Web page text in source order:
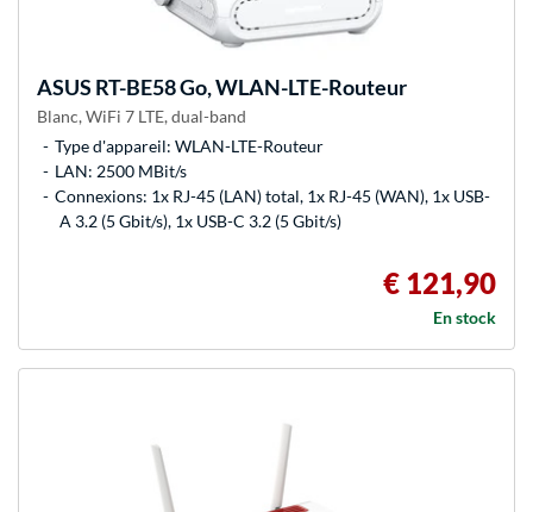
ASUS RT-BE58 Go, WLAN-LTE-Routeur
Blanc, WiFi 7 LTE, dual-band
Type d'appareil: WLAN-LTE-Routeur
LAN: 2500 MBit/s
Connexions: 1x RJ-45 (LAN) total, 1x RJ-45 (WAN), 1x USB-
A 3.2 (5 Gbit/s), 1x USB-C 3.2 (5 Gbit/s)
€ 121,90
En stock